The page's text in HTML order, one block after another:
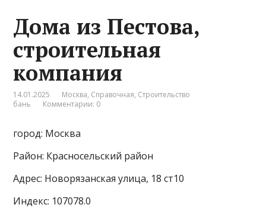
Дома из Пестова,
строительная
компания
14.01.2025 Москва, Справочная, Строительство
бань
Комментарии: 0
город: Москва
Район: Красносельский район
Адрес: Новорязанская улица, 18 ст10
Индекс: 107078.0